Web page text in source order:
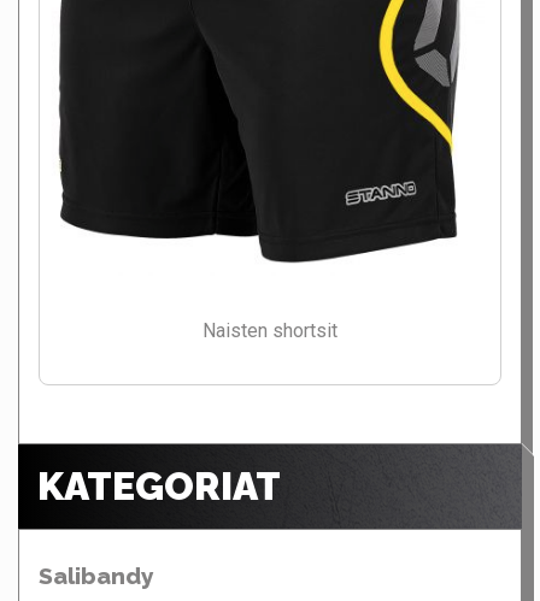
Naisten shortsit
KATEGORIAT
Salibandy